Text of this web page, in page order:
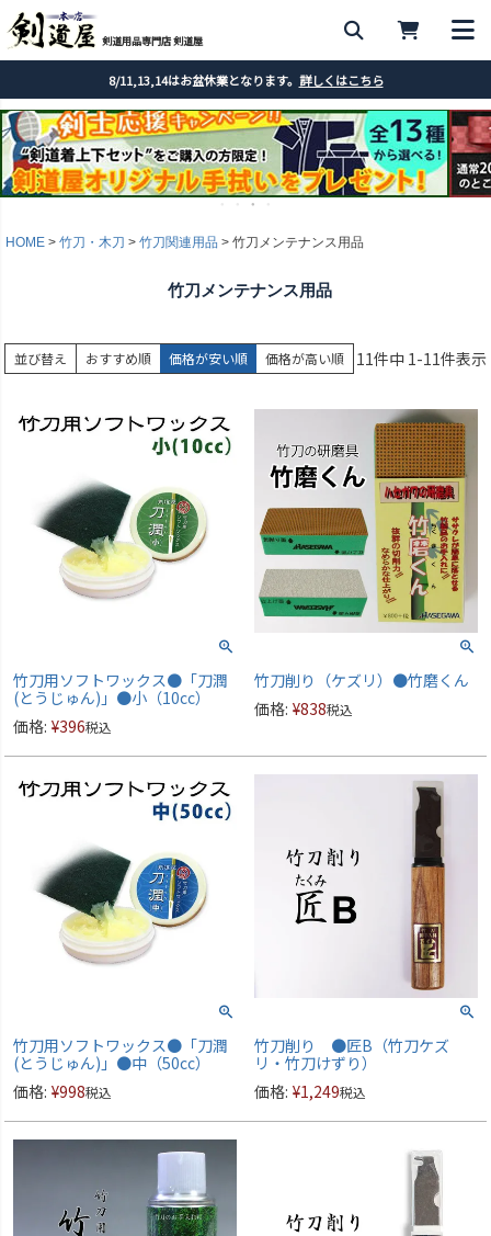
剣道用品専門店 剣道屋
8/11,13,14はお盆休業となります。 詳しくはこちら
HOME 竹刀・木刀 竹刀関連用品 竹刀メンテナンス用品
竹刀メンテナンス用品
並び替え おすすめ順 価格が安い順 価格が高い順 11件中 1-11件表示
竹刀用ソフトワックス●「刀潤
(とうじゅん)」●小（10cc）
価格: ¥396税込
竹刀削り（ケズリ）●竹磨くん
価格: ¥838税込
竹刀用ソフトワックス●「刀潤
(とうじゅん)」●中（50cc）
価格: ¥998税込
竹刀削り ●匠B（竹刀ケズ
リ・竹刀けずり）
価格: ¥1,249税込